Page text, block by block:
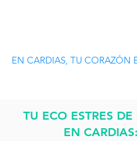
EN CARDIAS, TU CORAZÓN
TU ECO ESTRES
EN CARDIAS: